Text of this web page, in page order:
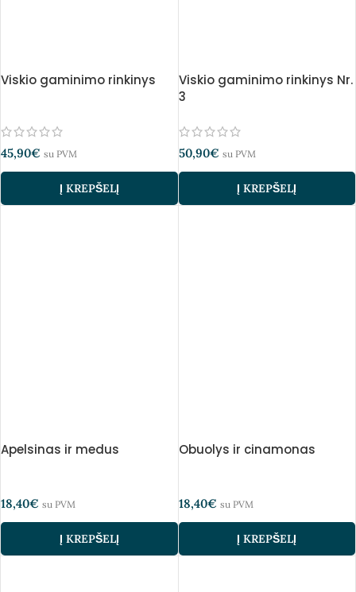
Viskio gaminimo rinkinys
45,90€ su PVM
Į KREPŠELĮ
Viskio gaminimo rinkinys Nr.
3
50,90€ su PVM
Į KREPŠELĮ
Apelsinas ir medus
18,40€ su PVM
Į KREPŠELĮ
Obuolys ir cinamonas
18,40€ su PVM
Į KREPŠELĮ